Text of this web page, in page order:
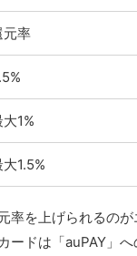
元率
1%
1.5%
率を上げられるのが
ードは「auPAY」へ